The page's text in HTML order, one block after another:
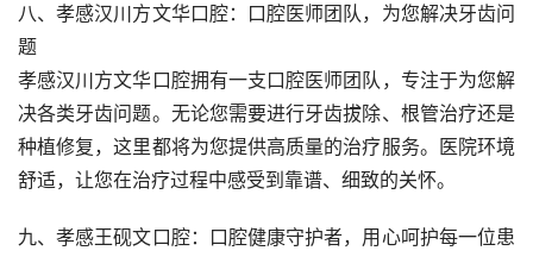
八、孝感汉川方文华口腔：口腔医师团队，为您解决牙齿问
题
孝感汉川方文华口腔拥有一支口腔医师团队，专注于为您解
决各类牙齿问题。无论您需要进行牙齿拔除、根管治疗还是
种植修复，这里都将为您提供高质量的治疗服务。医院环境
舒适，让您在治疗过程中感受到靠谱、细致的关怀。
九、孝感王砚文口腔：口腔健康守护者，用心呵护每一位患